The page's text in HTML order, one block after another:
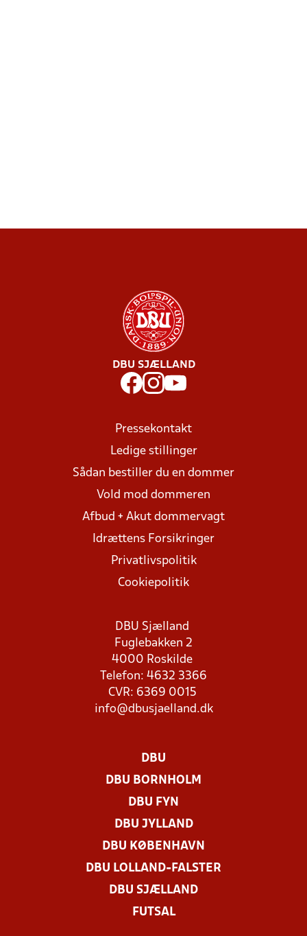
DBU SJÆLLAND
Pressekontakt
Ledige stillinger
Sådan bestiller du en dommer
Vold mod dommeren
Afbud + Akut dommervagt
Idrættens Forsikringer
Privatlivspolitik
Cookiepolitik
DBU Sjælland
Fuglebakken 2
4000 Roskilde
Telefon: 4632 3366
CVR: 6369 0015
info@dbusjaelland.dk
DBU
DBU BORNHOLM
DBU FYN
DBU JYLLAND
DBU KØBENHAVN
DBU LOLLAND-FALSTER
DBU SJÆLLAND
FUTSAL